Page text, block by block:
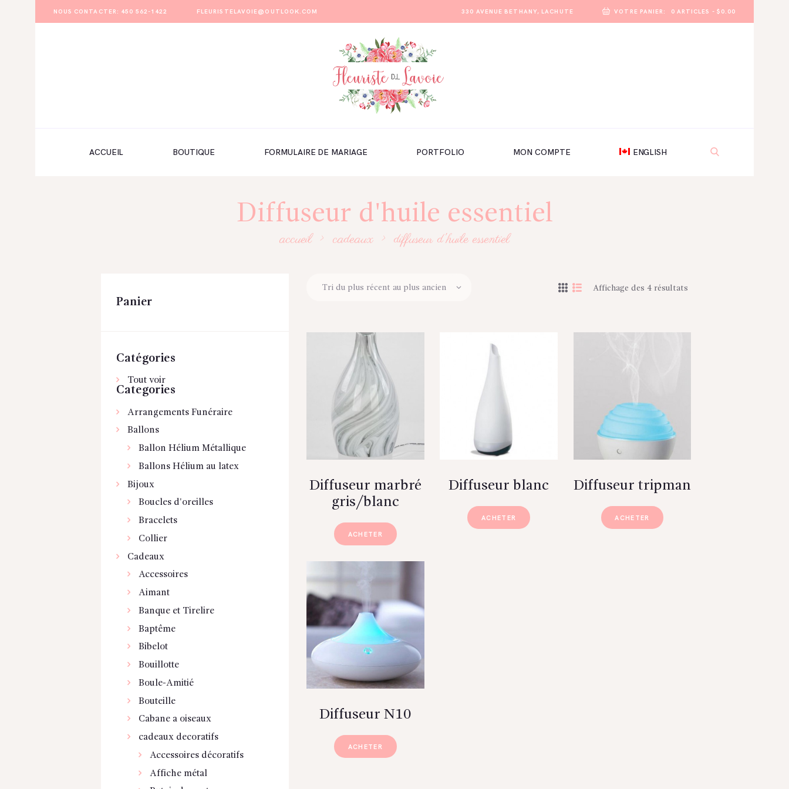
NOUS CONTACTER: 450 562-1422 FLEURISTELAVOIE@OUTLOOK.COM 330 AVENUE BETHANY, LACHUTE VOTRE PANIER: 0 ARTICLES - $0.00
ACCUEIL BOUTIQUE FORMULAIRE DE MARIAGE PORTFOLIO MON COMPTE ENGLISH
Diffuseur d'huile essentiel
accueil cadeaux diffuseur d'huile essentiel
Affichage des 4 résultats
Diffuseur marbré
gris/blanc
ACHETER
Diffuseur blanc
ACHETER
Diffuseur tripman
ACHETER
Diffuseur N10
ACHETER
Panier
Catégories
Tout voir
Categories
Arrangements Funéraire
Ballons
Ballon Hélium Métallique
Ballons Hélium au latex
Bijoux
Boucles d'oreilles
Bracelets
Collier
Cadeaux
Accessoires
Aimant
Banque et Tirelire
Baptême
Bibelot
Bouillotte
Boule-Amitié
Bouteille
Cabane a oiseaux
cadeaux decoratifs
Accessoires décoratifs
Affiche métal